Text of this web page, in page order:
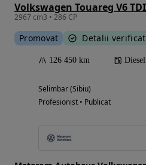
Volkswagen Touareg V6
2967 cm3 • 286 CP
Promovat Detalii
126 450 km Diesel
Selimbar (Sibiu)
Profesionist • Publicat